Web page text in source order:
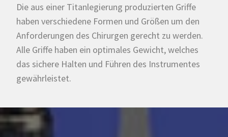
Die aus einer Titanlegierung produzierten Griffe
haben verschiedene Formen und Größen um den
Anforderungen des Chirurgen gerecht zu werden.
Alle Griffe haben ein optimales Gewicht, welches
das sichere Halten und Führen des Instrumentes
gewährleistet.